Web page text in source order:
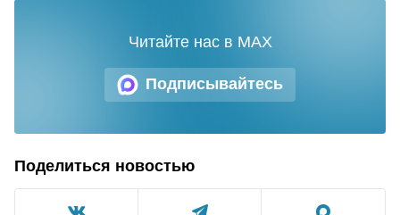
Подписывайтесь
Читайте нас в MAX
Поделиться новостью